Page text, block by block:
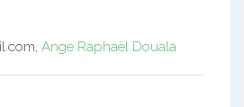
Ange Raphaël Douala